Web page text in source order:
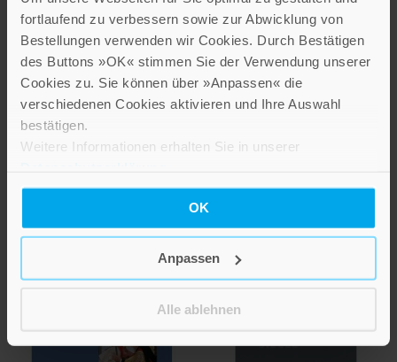
fortlaufend zu verbessern sowie zur Abwicklung von
Bestellungen verwenden wir Cookies. Durch Bestätigen
des Buttons »OK« stimmen Sie der Verwendung unserer
Cookies zu. Sie können über »Anpassen« die
verschiedenen Cookies aktivieren und Ihre Auswahl
bestätigen.
Weitere Informationen erhalten Sie in unserer
OK
Anpassen
Alle ablehnen
und grundsätzliche
18,99 €
IN DEN WARENKORB
Anders gemeinsam –
gemeinsam anders?
In Ambivalenzen lebendig
kommunizieren
Band 18